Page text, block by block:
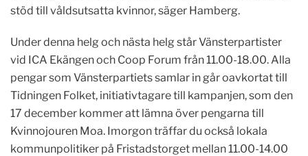
stöd till våldsutsatta kvinnor, säger Hamberg.
Under denna helg och nästa helg står Vänsterpartister
vid ICA Ekängen och Coop Forum från 11.00-18.00. Alla
pengar som Vänsterpartiets samlar in går oavkortat till
Tidningen Folket, initiativtagare till kampanjen, som den
17 december kommer att lämna över pengarna till
Kvinnojouren Moa. Imorgon träffar du också lokala
kommunpolitiker på Fristadstorget mellan 11.00-14.00